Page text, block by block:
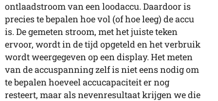
ontlaadstroom van een loodaccu. Daardoor is
precies te bepalen hoe vol (of hoe leeg) de accu
is. De gemeten stroom, met het juiste teken
ervoor, wordt in de tijd opgeteld en het verbruik
wordt weergegeven op een display. Het meten
van de accuspanning zelf is niet eens nodig om
te bepalen hoeveel accucapaciteit er nog
resteert, maar als nevenresultaat krijgen we die